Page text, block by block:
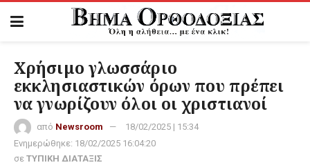
Χρήσιμο γλωσσάριο
εκκλησιαστικών όρων που πρέπει
να γνωρίζουν όλοι οι χριστιανοί
από Newsroom
18/02/2025 | 15:34
Ενημερώθηκε: 18/02/2025 16:04:20
σε ΤΥΠΙΚΗ ΔΙΑΤΑΞΙΣ